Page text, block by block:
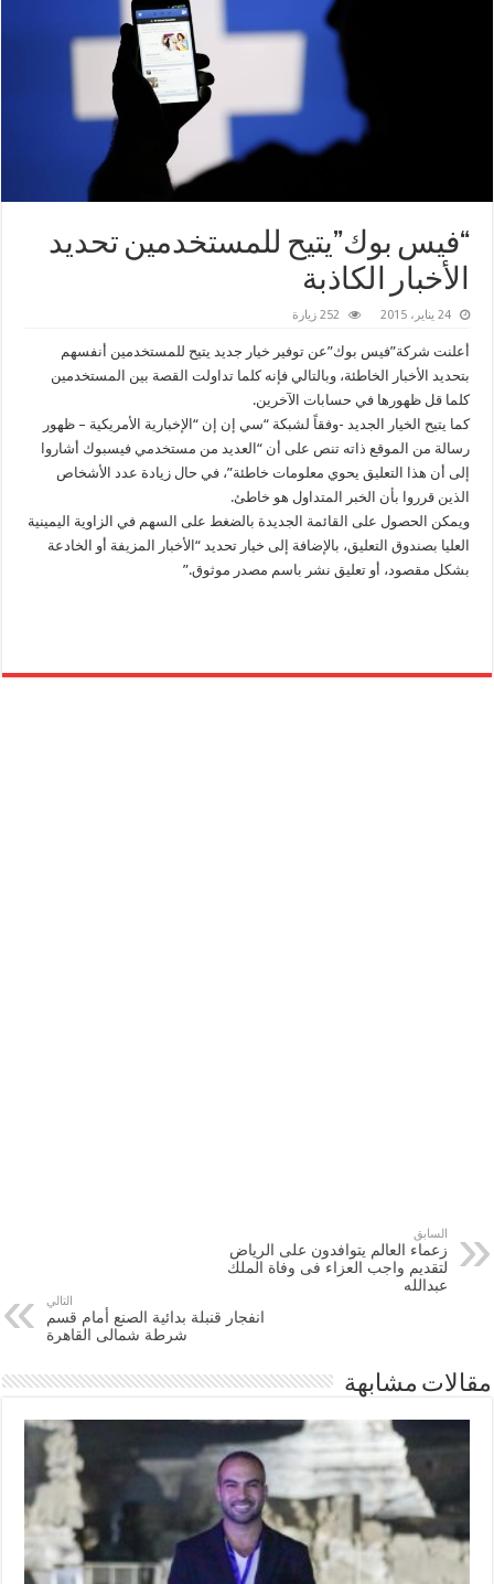
“فيس بوك”يتيح للمستخدمين تحديد
الأخبار الكاذبة
24 يناير، 2015 252 زيارة
أعلنت شركة”فيس بوك”عن توفير خيار جديد يتيح للمستخدمين أنفسهم
بتحديد الأخبار الخاطئة، وبالتالي فإنه كلما تداولت القصة بين المستخدمين
كلما قل ظهورها في حسابات الآخرين.
كما يتيح الخيار الجديد -وفقاً لشبكة “سي إن إن “الإخبارية الأمريكية – ظهور
رسالة من الموقع ذاته تنص على أن “العديد من مستخدمي فيسبوك أشاروا
إلى أن هذا التعليق يحوي معلومات خاطئة”، في حال زيادة عدد الأشخاص
الذين قرروا بأن الخبر المتداول هو خاطئ.
ويمكن الحصول على القائمة الجديدة بالضغط على السهم في الزاوية اليمينية
العليا بصندوق التعليق، بالإضافة إلى خيار تحديد “الأخبار المزيفة أو الخادعة
بشكل مقصود، أو تعليق نشر باسم مصدر موثوق.”
السابق
زعماء العالم يتوافدون على الرياض
لتقديم واجب العزاء فى وفاة الملك
عبدالله
التالي
انفجار قنبلة بدائية الصنع أمام قسم
شرطة شمالى القاهرة
مقالات مشابهة